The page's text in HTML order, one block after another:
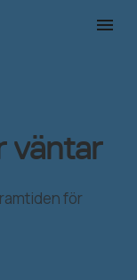
väntar
för